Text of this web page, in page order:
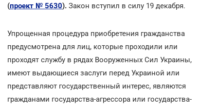
(проект № 5630). Закон вступил в силу 19 декабря.
Упрощенная процедура приобретения гражданства
предусмотрена для лиц, которые проходили или
проходят службу в рядах Вооруженных Сил Украины,
имеют выдающиеся заслуги перед Украиной или
представляют государственный интерес, являются
гражданами государства-агрессора или государства-